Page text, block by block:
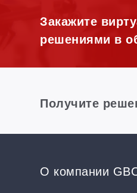
Закажите
решениями в
Получите
О компании